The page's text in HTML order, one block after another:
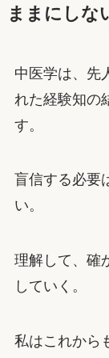
ままにしな
中医学は、先
れた経験知の
す。
盲信する必要
い。
理解して、確
していく。
私はこれから